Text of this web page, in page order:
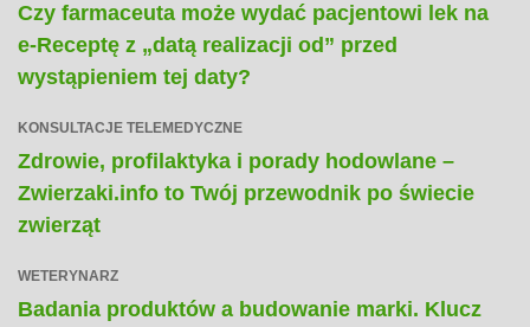
Czy farmaceuta może wydać pacjentowi lek na
e-Receptę z „datą realizacji od” przed
wystąpieniem tej daty?
KONSULTACJE TELEMEDYCZNE
Zdrowie, profilaktyka i porady hodowlane –
Zwierzaki.info to Twój przewodnik po świecie
zwierząt
WETERYNARZ
Badania produktów a budowanie marki. Klucz